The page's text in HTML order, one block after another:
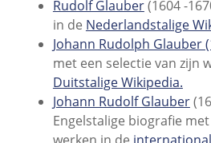
Rudolf Glauber(1604 -
in de Nederlandstalige
Johann Rudolph Glauber
met een selectie van zijn
Duitstalige Wikipedia.
Johann Rudolf Glauber
Engelstalige biografie
werken in de